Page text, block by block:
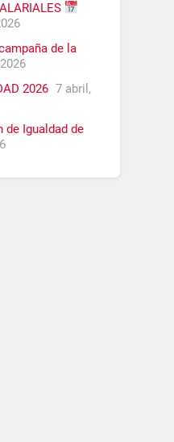
de la
2026 7 abril,
de Igualdad de